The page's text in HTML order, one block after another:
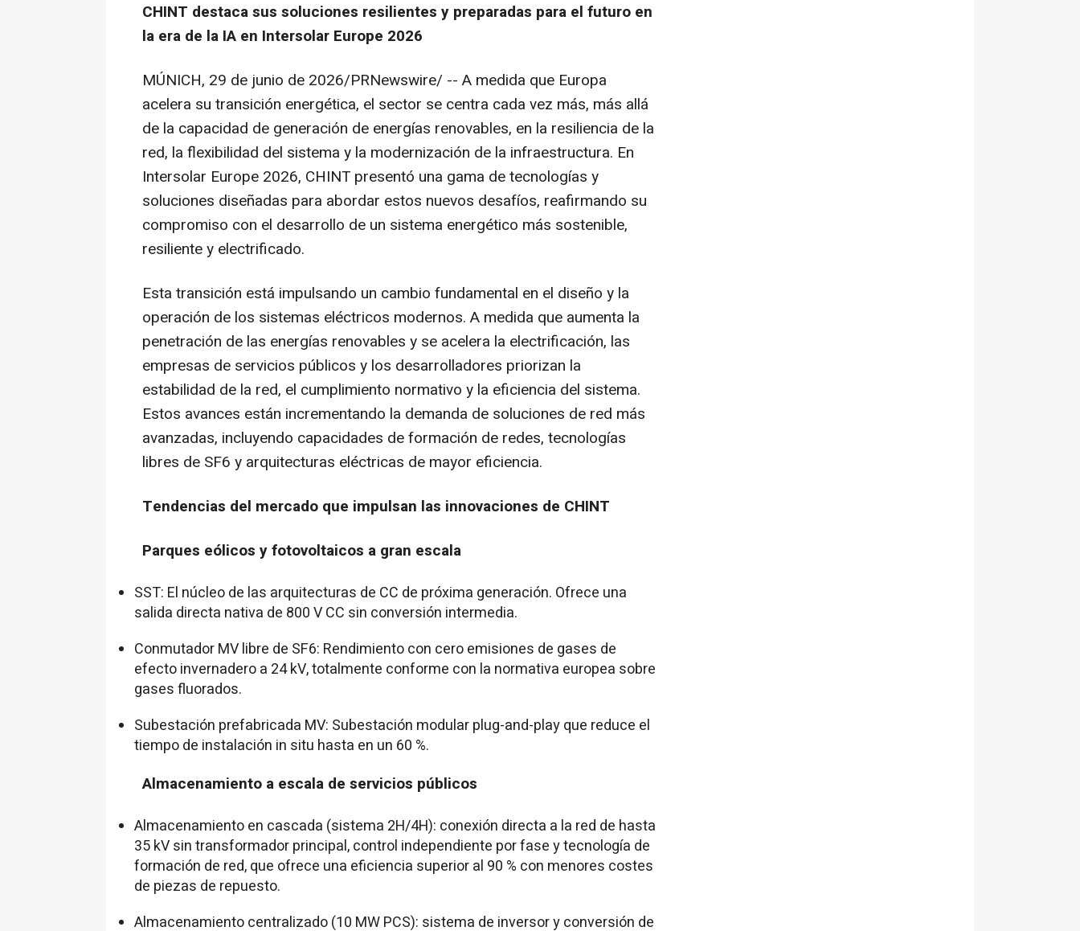
CHINT destaca sus soluciones resilientes y preparadas para el futuro en
la era de la IA en Intersolar Europe 2026
MÚNICH, 29 de junio de 2026/PRNewswire/ -- A medida que Europa
acelera su transición energética, el sector se centra cada vez más, más allá
de la capacidad de generación de energías renovables, en la resiliencia de la
red, la flexibilidad del sistema y la modernización de la infraestructura. En
Intersolar Europe 2026, CHINT presentó una gama de tecnologías y
soluciones diseñadas para abordar estos nuevos desafíos, reafirmando su
compromiso con el desarrollo de un sistema energético más sostenible,
resiliente y electrificado.
Esta transición está impulsando un cambio fundamental en el diseño y la
operación de los sistemas eléctricos modernos. A medida que aumenta la
penetración de las energías renovables y se acelera la electrificación, las
empresas de servicios públicos y los desarrolladores priorizan la
estabilidad de la red, el cumplimiento normativo y la eficiencia del sistema.
Estos avances están incrementando la demanda de soluciones de red más
avanzadas, incluyendo capacidades de formación de redes, tecnologías
libres de SF6 y arquitecturas eléctricas de mayor eficiencia.
Tendencias del mercado que impulsan las innovaciones de CHINT
Parques eólicos y fotovoltaicos a gran escala
SST: El núcleo de las arquitecturas de CC de próxima generación. Ofrece una
salida directa nativa de 800 V CC sin conversión intermedia.
Conmutador MV libre de SF6: Rendimiento con cero emisiones de gases de
efecto invernadero a 24 kV, totalmente conforme con la normativa europea sobre
gases fluorados.
Subestación prefabricada MV: Subestación modular plug-and-play que reduce el
tiempo de instalación in situ hasta en un 60 %.
Almacenamiento a escala de servicios públicos
Almacenamiento en cascada (sistema 2H/4H): conexión directa a la red de hasta
35 kV sin transformador principal, control independiente por fase y tecnología de
formación de red, que ofrece una eficiencia superior al 90 % con menores costes
de piezas de repuesto.
Almacenamiento centralizado (10 MW PCS): sistema de inversor y conversión de